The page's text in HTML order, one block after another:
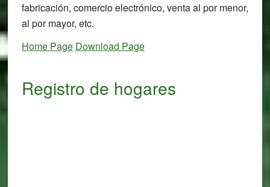
fabricación, comercio electrónico, venta al por menor,
al por mayor, etc.
Home Page Download Page
Registro de hogares